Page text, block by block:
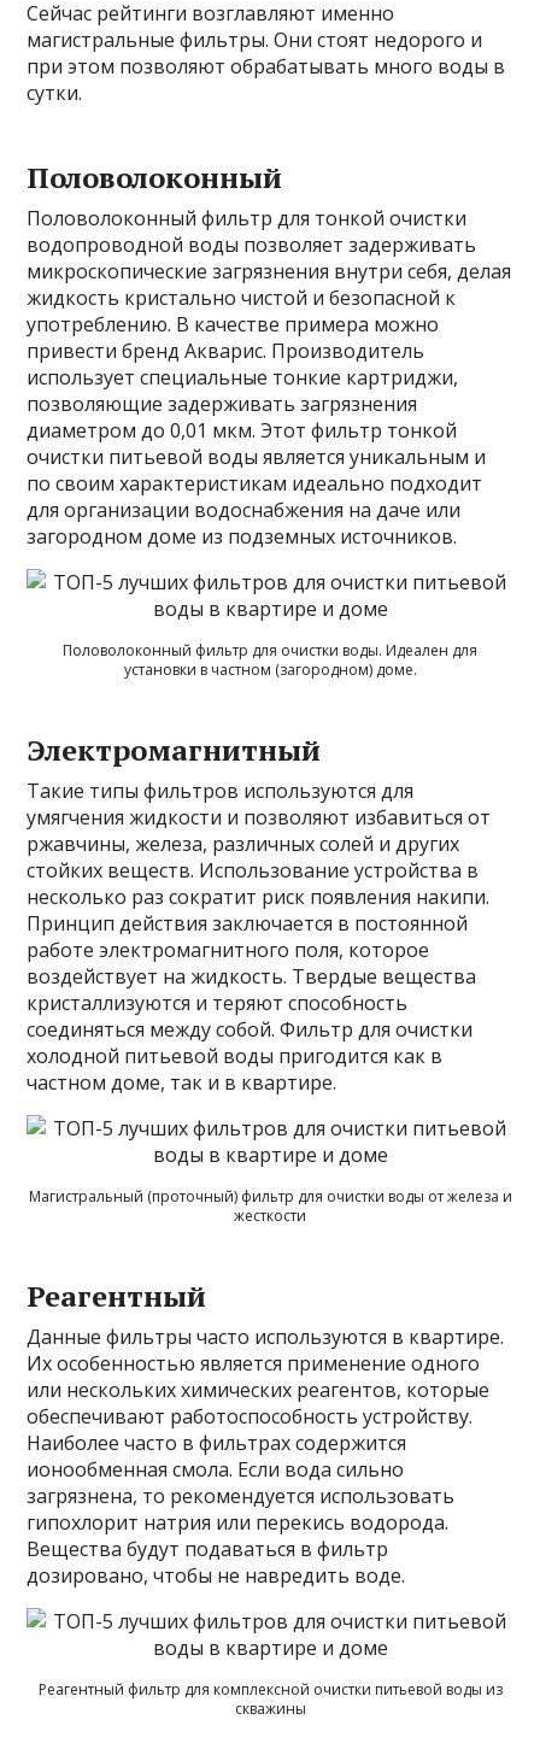
Сейчас рейтинги возглавляют именно
магистральные фильтры. Они стоят недорого и
при этом позволяют обрабатывать много воды в
сутки.
Половолоконный
Половолоконный фильтр для тонкой очистки
водопроводной воды позволяет задерживать
микроскопические загрязнения внутри себя, делая
жидкость кристально чистой и безопасной к
употреблению. В качестве примера можно
привести бренд Акварис. Производитель
использует специальные тонкие картриджи,
позволяющие задерживать загрязнения
диаметром до 0,01 мкм. Этот фильтр тонкой
очистки питьевой воды является уникальным и
по своим характеристикам идеально подходит
для организации водоснабжения на даче или
загородном доме из подземных источников.
Половолоконный фильтр для очистки воды. Идеален для
установки в частном (загородном) доме.
Электромагнитный
Такие типы фильтров используются для
умягчения жидкости и позволяют избавиться от
ржавчины, железа, различных солей и других
стойких веществ. Использование устройства в
несколько раз сократит риск появления накипи.
Принцип действия заключается в постоянной
работе электромагнитного поля, которое
воздействует на жидкость. Твердые вещества
кристаллизуются и теряют способность
соединяться между собой. Фильтр для очистки
холодной питьевой воды пригодится как в
частном доме, так и в квартире.
Магистральный (проточный) фильтр для очистки воды от железа и
жесткости
Реагентный
Данные фильтры часто используются в квартире.
Их особенностью является применение одного
или нескольких химических реагентов, которые
обеспечивают работоспособность устройству.
Наиболее часто в фильтрах содержится
ионообменная смола. Если вода сильно
загрязнена, то рекомендуется использовать
гипохлорит натрия или перекись водорода.
Вещества будут подаваться в фильтр
дозировано, чтобы не навредить воде.
Реагентный фильтр для комплексной очистки питьевой воды из
скважины